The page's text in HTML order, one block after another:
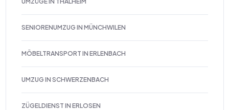
SENIORENUMZUG IN MÜNCHWILEN
MÖBELTRANSPORT IN ERLENBACH
UMZUG IN SCHWERZENBACH
ZÜGELDIENST IN ERLOSEN